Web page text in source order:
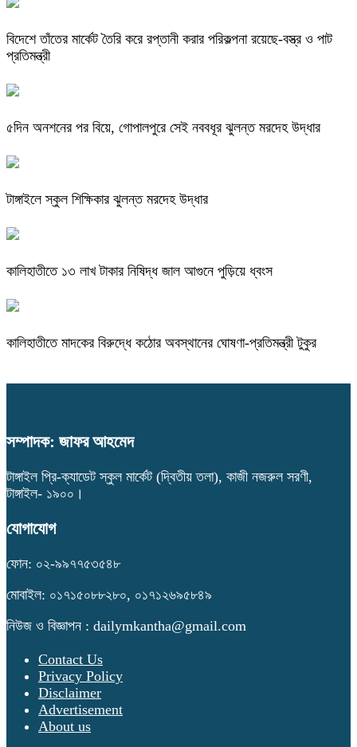
বিদেশে তাঁতের মার্কেট তৈরি করে রপ্তানী করার পরিকল্পনা রয়েছে-বস্ত্র ও পাট
প্রতিমন্ত্রী
৫দিন অনশনের পর বিয়ে, গোপালপুরে সেই নববধূর ঝুলন্ত মরদেহ উদ্ধার
টাঙ্গাইলে স্কুল শিক্ষিকার ঝুলন্ত মরদেহ উদ্ধার
কালিহাতীতে ১৩ লাখ টাকার নিষিদ্ধ জাল আগুনে পুড়িয়ে ধ্বংস
কালিহাতীতে মাদকের বিরুদ্ধে কঠোর অবস্থানের ঘোষণা-প্রতিমন্ত্রী টুকুর
সম্পাদক: জাফর আহমেদ
টাঙ্গাইল প্রি-ক্যাডেট স্কুল মার্কেট (দ্বিতীয় তলা), কাজী নজরুল সরণী,
টাঙ্গাইল- ১৯০০।
যোগাযোগ
ফোন: ০২-৯৯৭৭৫৩৫৪৮
মোবাইল: ০১৭১৫০৮৮২৮০, ০১৭১২৬৯৫৮৪৯
নিউজ ও বিজ্ঞাপন : dailymkantha@gmail.com
Contact Us
Privacy Policy
Disclaimer
Advertisement
About us